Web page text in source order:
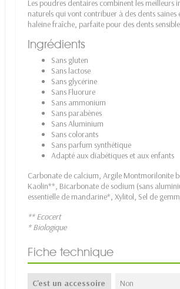
Les poudres dentaires combinent les meilleurs
naturels qui vont contribuer à des dents saines
haleine fraîche, parfaite pour des dents
Ingrédients
Sans gluten
Sans lactose
Sans glycérine
Sans Fluorure
Sans ammonium
Sans parabènes
Sans Aluminium
Sans colorants
Sans parfum synthétique
Adapté aux diabétiques et aux enfants
Carbonate de calcium, Argile Montmorilonite
Kaolin**, Bicarbonate de sodium (sans
essentielle de mandarine*, Xylitol, Sel de
** Ecocert
* Biologique
Fiche technique
C'est un accessoire Non